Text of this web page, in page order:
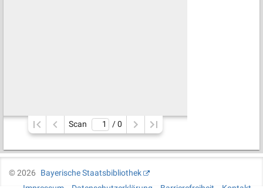
Scan / 0
©2026
Bayerische Staatsbibliothek